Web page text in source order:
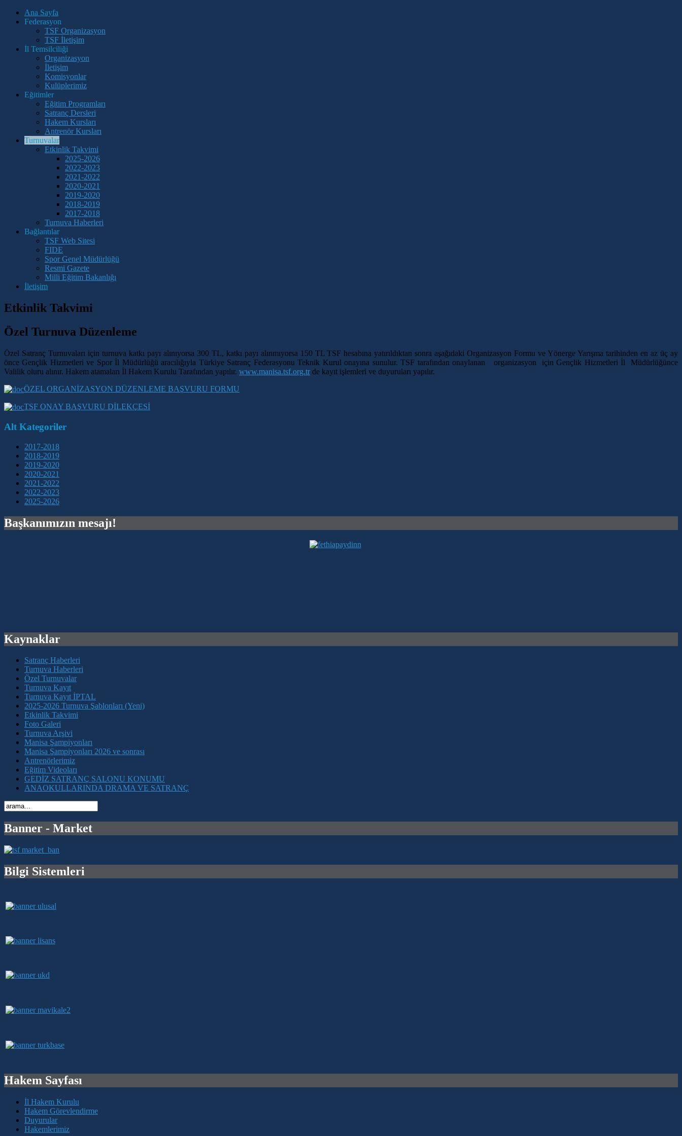
Ana Sayfa
Federasyon
TSF Organizasyon
TSF İletişim
İl Temsilciliği
Organizasyon
İletişim
Komisyonlar
Kulüplerimiz
Eğitimler
Eğitim Programları
Satranç Dersleri
Hakem Kursları
Antrenör Kursları
Turnuvalar
Etkinlik Takvimi
2025-2026
2022-2023
2021-2022
2020-2021
2019-2020
2018-2019
2017-2018
Turnuva Haberleri
Bağlantılar
TSF Web Sitesi
FIDE
Spor Genel Müdürlüğü
Resmi Gazete
Milli Eğitim Bakanlığı
İletişim
Etkinlik Takvimi
Özel Turnuva Düzenleme
Özel Satranç Turnuvaları için turnuva katkı payı alınıyorsa 300 TL, katkı payı alınmıyorsa 150 TL TSF hesabına yatırıldıktan sonra aşağıdaki Organizasyon Formu ve Yönerge Yarışma tarihinden en az üç ay
önce Gençlik Hizmetleri ve Spor İl Müdürlüğü aracılığıyla Türkiye Satranç Federasyonu Teknik Kurul onayına sunulur. TSF tarafından onaylanan organizasyon için Gençlik Hizmetleri İl Müdürlüğünce
Valilik oluru alınır. Hakem atamaları İl Hakem Kurulu Tarafından yapılır. www.manisa.tsf.org.tr de kayıt işlemleri ve duyuruları yapılır.
ÖZEL ORGANİZASYON DÜZENLEME BAŞVURU FORMU
TSF ONAY BAŞVURU DİLEKÇESİ
Alt Kategoriler
2017-2018
2018-2019
2019-2020
2020-2021
2021-2022
2022-2023
2025-2026
Başkanımızın mesajı!
Kaynaklar
Satranç Haberleri
Turnuva Haberleri
Özel Turnuvalar
Turnuva Kayıt
Turnuva Kayıt İPTAL
2025-2026 Turnuva Şablonları (Yeni)
Etkinlik Takvimi
Foto Galeri
Turnuva Arşivi
Manisa Şampiyonları
Manisa Şampiyonları 2026 ve sonrası
Antrenörlerimiz
Eğitim Videoları
GEDİZ SATRANÇ SALONU KONUMU
ANAOKULLARINDA DRAMA VE SATRANÇ
Banner - Market
Bilgi Sistemleri
Hakem Sayfası
İl Hakem Kurulu
Hakem Görevlendirme
Duyurular
Hakemlerimiz